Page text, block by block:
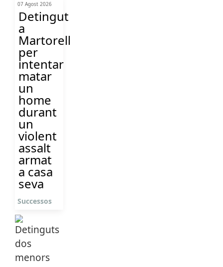
07 Agost 2026
Detingut
a
Martorell
per
intentar
matar
un
home
durant
un
violent
assalt
armat
a casa
seva
Successos